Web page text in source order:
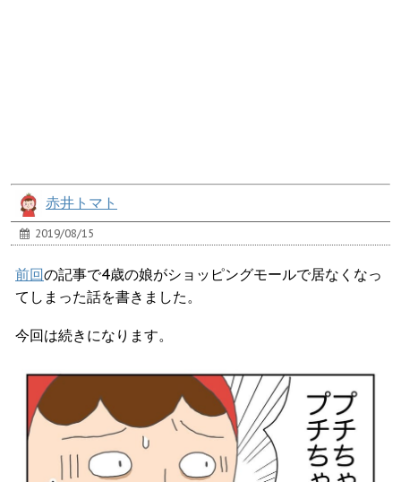
赤井トマト
2019/08/15
前回の記事で4歳の娘がショッピングモールで居なくなっ
てしまった話を書きました。
今回は続きになります。